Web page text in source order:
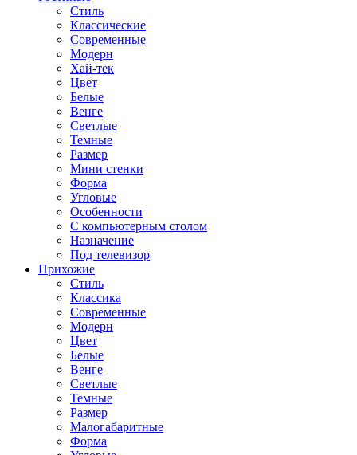
Стиль
Классические
Современные
Модерн
Хай-тек
Цвет
Белые
Венге
Светлые
Темные
Размер
Мини стенки
Форма
Угловые
Особенности
С компьютерным столом
Назначение
Под телевизор
Прихожие
Стиль
Классика
Современные
Модерн
Цвет
Белые
Венге
Светлые
Темные
Размер
Малогабаритные
Форма